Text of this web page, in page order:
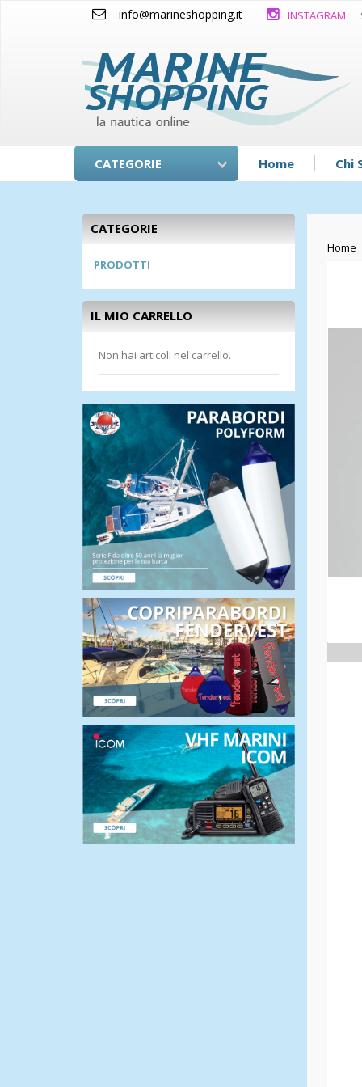
info@marineshopping.it INSTAGRAM
CATEGORIE Home Chi
Home
CATEGORIE
PRODOTTI
IL MIO CARRELLO
Non hai articoli nel carrello.